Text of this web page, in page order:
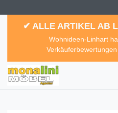
✔ ALLE ARTIKEL AB
Wohnideen-Linhart